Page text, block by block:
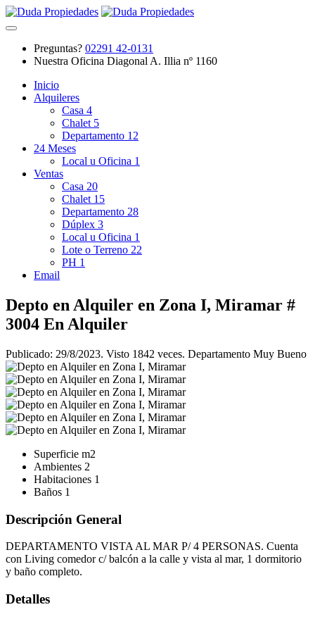
Preguntas? 02291 42-0131
Nuestra Oficina Diagonal A. Illia nº 1160
Inicio
Alquileres
Casa 4
Chalet 5
Departamento 12
24 Meses
Local u Oficina 1
Ventas
Casa 20
Chalet 15
Departamento 28
Dúplex 3
Local u Oficina 1
Lote o Terreno 22
PH 1
Email
Depto en Alquiler en Zona I, Miramar #
3004 En Alquiler
Publicado: 29/8/2023. Visto 1842 veces. Departamento Muy Bueno
Superficie m2
Ambientes 2
Habitaciones 1
Baños 1
Descripción General
DEPARTAMENTO VISTA AL MAR P/ 4 PERSONAS. Cuenta
con Living comedor c/ balcón a la calle y vista al mar, 1 dormitorio
y baño completo.
Detalles